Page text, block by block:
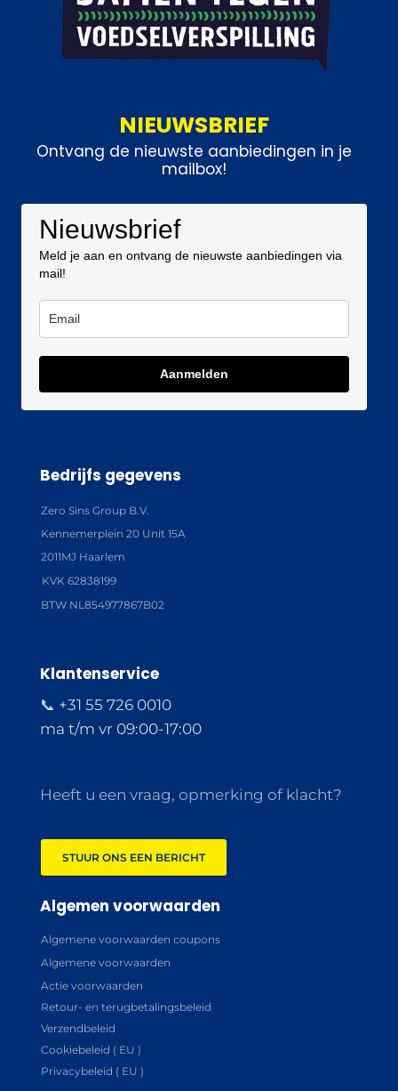
NIEUWSBRIEF
Ontvang de nieuwste aanbiedingen in je
mailbox!
Nieuwsbrief
Meld je aan en ontvang de nieuwste aanbiedingen via
mail!
Aanmelden
Bedrijfs gegevens
Zero Sins Group B.V.
Kennemerplein 20 Unit 15A
2011MJ Haarlem
KVK 62838199
BTW NL854977867B02
Klantenservice
📞 +31 55 726 0010
ma t/m vr 09:00-17:00
Heeft u een vraag, opmerking of klacht?
STUUR ONS EEN BERICHT
Algemen voorwaarden
Algemene voorwaarden coupons
Algemene voorwaarden
Actie voorwaarden
Retour- en terugbetalingsbeleid
Verzendbeleid
Cookiebeleid ( EU )
Privacybeleid ( EU )